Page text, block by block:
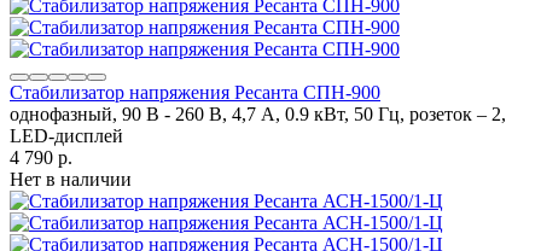
Стабилизатор напряжения Ресанта СПН-900
однофазный, 90 В - 260 В, 4,7 А, 0.9 кВт, 50 Гц, розеток – 2,
LED-дисплей
4 790 p.
Нет в наличии